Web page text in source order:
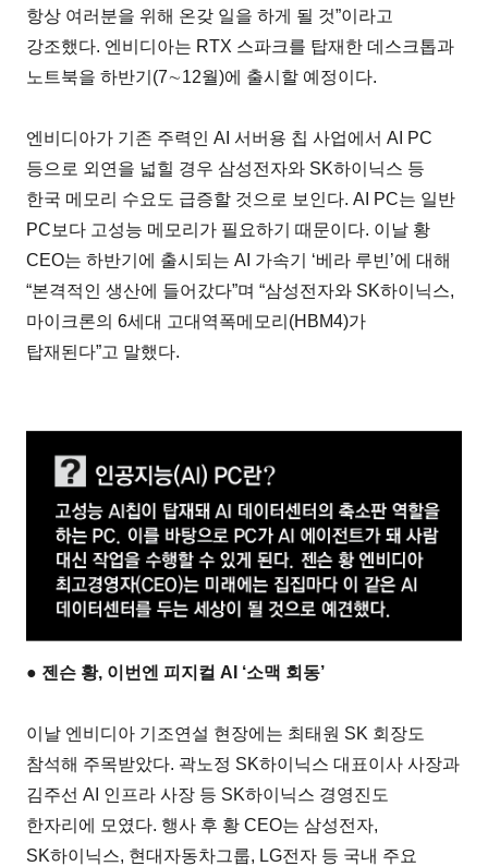
항상 여러분을 위해 온갖 일을 하게 될 것”이라고
강조했다. 엔비디아는 RTX 스파크를 탑재한 데스크톱과
노트북을 하반기(7∼12월)에 출시할 예정이다.
엔비디아가 기존 주력인 AI 서버용 칩 사업에서 AI PC
등으로 외연을 넓힐 경우 삼성전자와 SK하이닉스 등
한국 메모리 수요도 급증할 것으로 보인다. AI PC는 일반
PC보다 고성능 메모리가 필요하기 때문이다. 이날 황
CEO는 하반기에 출시되는 AI 가속기 ‘베라 루빈’에 대해
“본격적인 생산에 들어갔다”며 “삼성전자와 SK하이닉스,
마이크론의 6세대 고대역폭메모리(HBM4)가
탑재된다”고 말했다.
● 젠슨 황, 이번엔 피지컬 AI ‘소맥 회동’
이날 엔비디아 기조연설 현장에는 최태원 SK 회장도
참석해 주목받았다. 곽노정 SK하이닉스 대표이사 사장과
김주선 AI 인프라 사장 등 SK하이닉스 경영진도
한자리에 모였다. 행사 후 황 CEO는 삼성전자,
SK하이닉스, 현대자동차그룹, LG전자 등 국내 주요